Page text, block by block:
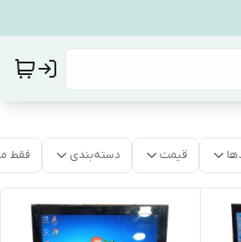
قیمت دسته‌بندی فقط